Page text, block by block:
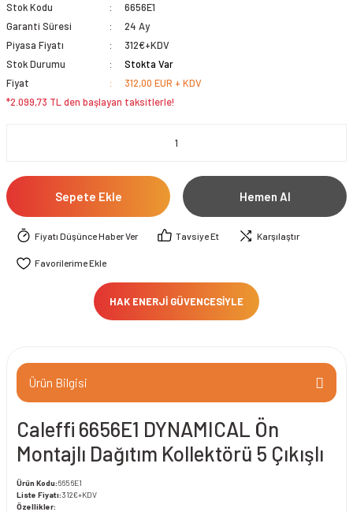
Stok Kodu
6656E1
Garanti Süresi
24 Ay
Piyasa Fiyatı
312€+KDV
Stok Durumu
Stokta Var
Fiyat
312,00 EUR + KDV
*2.099,73 TL den başlayan taksitlerle!
Sepete Ekle Hemen Al
Fiyatı Düşünce Haber Ver Tavsiye Et Karşılaştır
HAK ENERJİ GÜVENCESİYLE
Ürün Bilgisi
Caleffi 6656E1 DYNAMICAL Ön
Montajlı Dağıtım Kollektörü 5 Çıkışlı
Ürün Kodu:6656E1
Liste Fiyatı:312€+KDV
Özellikler: